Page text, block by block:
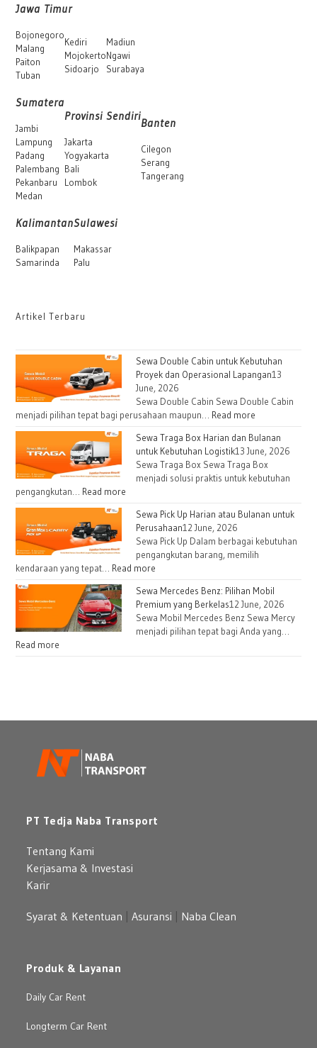
Jawa Timur
Bojonegoro
Malang
Paiton
Tuban
Kediri
Mojokerto
Sidoarjo
Madiun
Ngawi
Surabaya
Sumatera
Jambi
Lampung
Padang
Palembang
Pekanbaru
Medan
Provinsi Sendiri
Jakarta
Yogyakarta
Bali
Lombok
Banten
Cilegon
Serang
Tangerang
Kalimantan
Balikpapan
Samarinda
Sulawesi
Makassar
Palu
Artikel Terbaru
Sewa Double Cabin untuk Kebutuhan
Proyek dan Operasional Lapangan13
June, 2026
Sewa Double Cabin Sewa Double Cabin
menjadi pilihan tepat bagi perusahaan maupun… Read more
Double
Cabin
untuk
dan
Lapangan
Sewa Traga Box Harian dan Bulanan
untuk Kebutuhan Logistik13 June, 2026
Sewa Traga Box Sewa Traga Box
menjadi solusi praktis untuk kebutuhan
pengangkutan… Read more
Traga
Box
Harian
dan
untuk
Kebutuhan
Logistik
Sewa Pick Up Harian atau Bulanan untuk
Perusahaan12 June, 2026
Sewa Pick Up Dalam berbagai kebutuhan
pengangkutan barang, memilih
kendaraan yang tepat… Read more
Pick
Up
Harian
Sewa Mercedes Benz: Pilihan Mobil
Premium yang Berkelas12 June, 2026
Sewa Mobil Mercedes Benz Sewa Mercy
menjadi pilihan tepat bagi Anda yang…
Read more
Mobil
yang
Berkelas
PT Tedja Naba Transport
Tentang Kami
Kerjasama & Investasi
Karir
Syarat & Ketentuan |Asuransi Naba Clean
Produk & Layanan
Daily Car Rent
Longterm Car Rent